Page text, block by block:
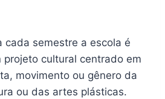
cada semestre a escola é
projeto cultural centrado em
movimento ou gênero da
ou das artes plásticas.